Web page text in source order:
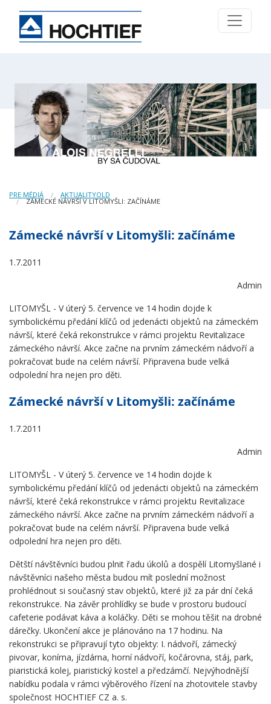
PRE MÉDIÁ AKTUALITYOLD
ZÁMECKÉ NÁVRŠÍ V LITOMYŠLI: ZAČÍNÁME
Zámecké návrší v Litomyšli: začínáme
1.7.2011
Admin
LITOMYŠL - V úterý 5. července ve 14 hodin dojde k
symbolickému předání klíčů od jedenácti objektů na zámeckém
návrší, které čeká rekonstrukce v rámci projektu Revitalizace
zámeckého návrší. Akce začne na prvním zámeckém nádvoří a
pokračovat bude na celém návrší. Připravena bude velká
odpolední hra nejen pro děti.
Zámecké návrší v Litomyšli: začínáme
1.7.2011
Admin
LITOMYŠL - V úterý 5. července ve 14 hodin dojde k
symbolickému předání klíčů od jedenácti objektů na zámeckém
návrší, které čeká rekonstrukce v rámci projektu Revitalizace
zámeckého návrší. Akce začne na prvním zámeckém nádvoří a
pokračovat bude na celém návrší. Připravena bude velká
odpolední hra nejen pro děti.
Dětští návštěvníci budou plnit řadu úkolů a dospělí Litomyšlané i
návštěvníci našeho města budou mít poslední možnost
prohlédnout si současný stav objektů, které již za pár dní čeká
rekonstrukce. Na závěr prohlídky se bude v prostoru budoucí
cafeterie podávat káva a koláčky. Děti se mohou těšit na drobné
dárečky. Ukončení akce je plánováno na 17 hodinu. Na
rekonstrukci se připravují tyto objekty: I. nádvoří, zámecký
pivovar, konírna, jízdárna, horní nádvoří, kočárovna, stáj, park,
piaristická kolej, piaristický kostel a předzámčí. Nejvýhodnější
nabídku podala v rámci výběrového řízení na zhotovitele stavby
společnost HOCHTIEF CZ a. s.